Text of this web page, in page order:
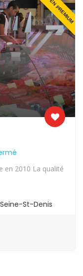
EN PREMIUM
en 2010 La qualité
St-Denis